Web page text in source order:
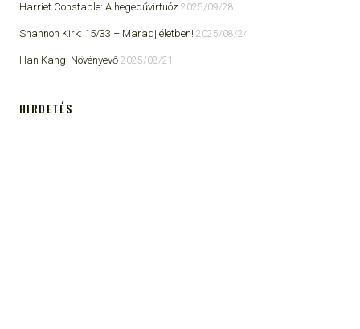
Harriet Constable: A hegedűvirtuóz 2025/09/28
Shannon Kirk: 15/33 ​– Maradj életben! 2025/08/24
Han Kang: Növényevő 2025/08/21
HIRDETÉS